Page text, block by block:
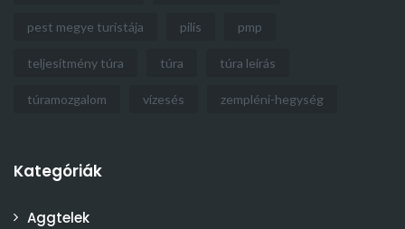
pest megye turistája pilis pmp
teljesítmény túra túra túra leírás
túramozgalom vízesés zempléni-hegység
Kategóriák
Aggtelek